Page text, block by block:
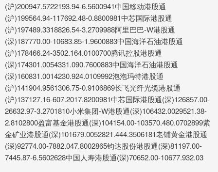
(沪)200947.5722193.94-6.5600941中国移动港股通
(沪)199564.94-117692.48-0.8800981中芯国际港股通
(沪)197489.3318826.54-3.2709988阿里巴巴-W港股通
(深)187770.00-10683.85-1.9600883中国海洋石油港股通
(沪)178466.24-3502.164.0100700腾讯控股港股通
(深)174301.0054331.090.7600883中国海洋石油港股通
(深)160831.0014230.924.0109992泡泡玛特港股通
(沪)141904.9561306.75-0.9106869长飞光纤光缆港股通
(沪)137127.16-607.2017.8200981中芯国际港股通(深)126857.00-
26632.97-3.2701810小米集团-W港股通(深)106432.0029521.38-
2.8102800盈富基金港股通(深)104154.00-103570.480.0702899紫
金矿业港股通(深)101679.0052821.444.3506181老铺黄金港股通
(深)92774.00-7882.047.8002865钧达股份港股通(深)81197.00-
7445.87-6.5602628中国人寿港股通(深)70652.00-10677.932.03